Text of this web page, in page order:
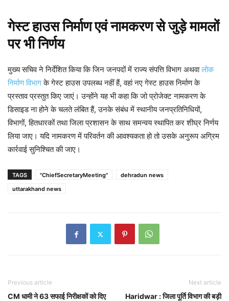
गेस्ट हाउस निर्माण एवं नामकरण से जुड़े मामलों
पर भी निर्णय
मुख्य सचिव ने निर्देशित किया कि जिन जनपदों में राज्य संपत्ति विभाग अथवालोक
निर्माण विभागके गेस्ट हाउस उपलब्ध नहीं हैं, वहां नए गेस्ट हाउस निर्माण के
प्रस्ताव प्रस्तुत किए जाएं। उन्होंने यह भी कहा कि जो प्रोजेक्ट नामकरण के
डिसाइड ना होने के चलते लंबित हैं, उनके संबंध में स्थानीय जनप्रतिनिधियों,
विभागों, हितधारकों तथा जिला प्रशासन के साथ समन्वय स्थापित कर शीघ्र निर्णय
लिया जाए। यदि नामकरण में परिवर्तन की आवश्यकता हो तो उसके अनुरूप अग्रिम
कार्रवाई सुनिश्चित की जाए।
TAGS "ChiefSecretaryMeeting"
dehradun news
uttarakhand news
Previous article
CM धामी ने 63 सफाई निरीक्षकों को दिए
Next article
Haridwar : जिला पूर्ति विभाग की बड़ी